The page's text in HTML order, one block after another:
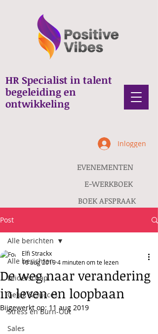
HR Specialist in talent
begeleiding en
ontwikkeling
BOEK AFSPRAAK
E-WERKBOEK
Inloggen
EVENEMENTEN
Post
Alle berichten
Leiderschap
Geluk & Succes
Stress en Burn-Out
Sales
Alle berichten
De weg naar verandering
in leven en loopbaan
Elfi Strackx
10 aug 20194 minuten om te lezen
Bijgewerkt op: 11 aug 2019